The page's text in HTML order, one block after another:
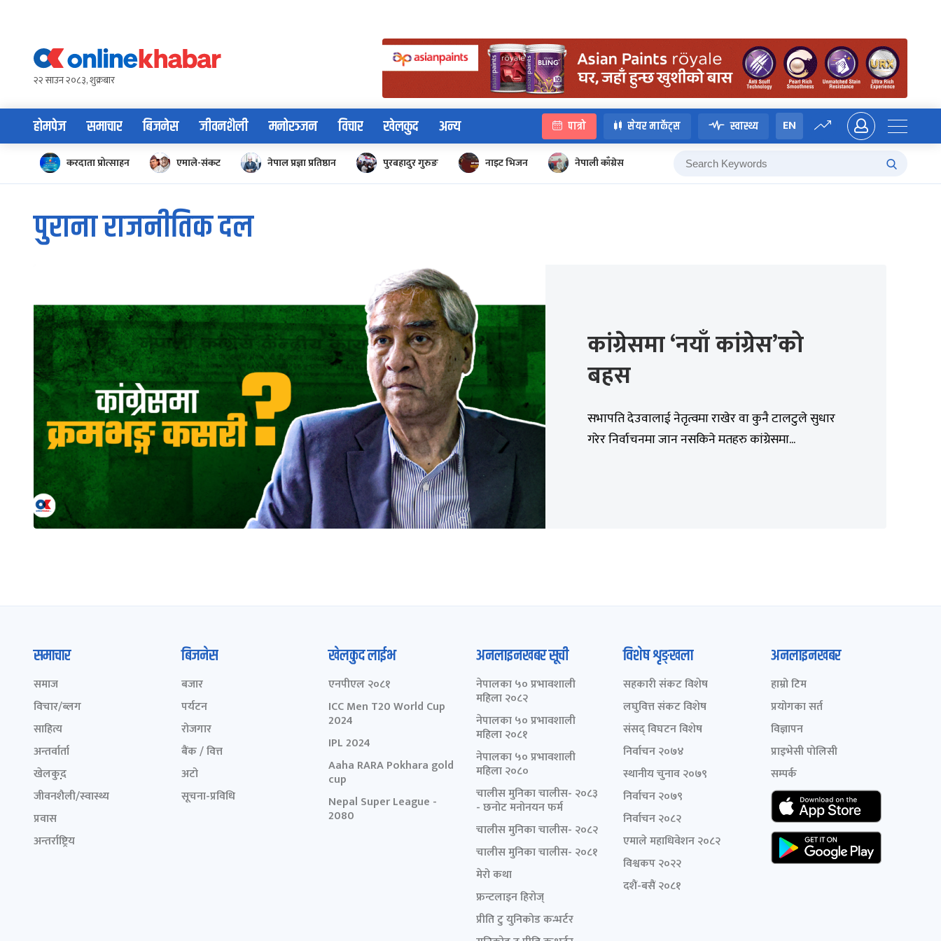
content२२ साउन २०८३, शुक्रबार
होमपेज समाचार बिजनेस जीवनशैली मनोरञ्जन विचार खेलकुद अन्य पात्रो सेयर मार्केट्स स्वास्थ्य EN
करदाता प्रोत्साहन एमाले-संकट नेपाल प्रज्ञा प्रतिष्ठान पुरबहादुर गुरुङ नाइट भिजन नेपाली काँग्रेस
पुराना राजनीतिक दल
कांग्रेसमा ‘नयाँ कांग्रेस’को
बहस
सभापति देउवालाई नेतृत्वमा राखेर वा कुनै टालटुले सुधार
गरेर निर्वाचनमा जान नसकिने मतहरु कांग्रेसमा...
समाचार
समाज
विचार/ब्लग
साहित्य
अन्तर्वार्ता
खेलकुद़़
जीवनशैली/स्वास्थ्य
प्रवास
अन्तर्राष्ट्रिय
बिजनेस
बजार
पर्यटन
रोजगार
बैंक / वित्त
अटो
सूचना-प्रविधि
खेलकुद लाईभ
एनपीएल २०८१
ICC Men T20 World Cup
2024
IPL 2024
Aaha RARA Pokhara gold
cup
Nepal Super League -
2080
अनलाइनखबर सूची
नेपालका ५० प्रभावशाली
महिला २०८२
नेपालका ५० प्रभावशाली
महिला २०८१
नेपालका ५० प्रभावशाली
महिला २०८०
चालीस मुनिका चालीस- २०८३
- छनोट मनोनयन फर्म
चालीस मुनिका चालीस- २०८२
चालीस मुनिका चालीस- २०८१
मेरो कथा
फ्रन्टलाइन हिरोज्
प्रीति टु युनिकोड कन्भर्टर
विशेष शृङ्खला
सहकारी संकट विशेष
लघुवित्त संकट विशेष
संसद् विघटन विशेष
निर्वाचन २०७४
स्थानीय चुनाव २०७९
निर्वाचन २०७९
निर्वाचन २०८२
एमाले महाधिवेशन २०८२
विश्वकप २०२२
दशैं-बसैं २०८१
अनलाइनखबर
हाम्रो टिम
प्रयोगका सर्त
विज्ञापन
प्राइभेसी पोलिसी
सम्पर्क